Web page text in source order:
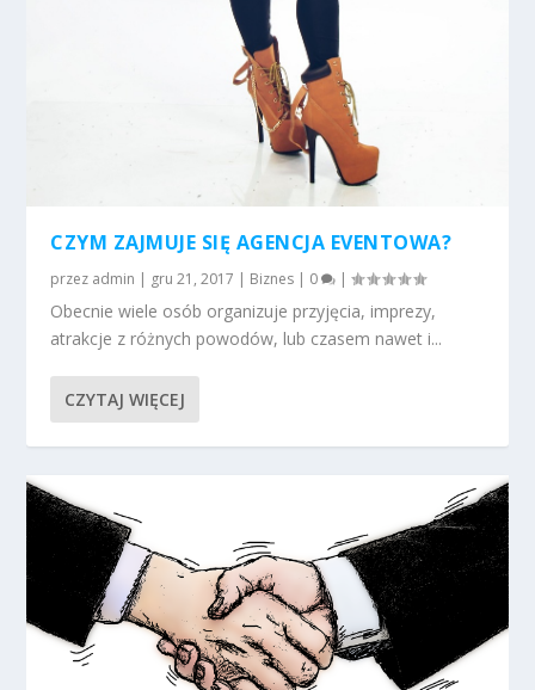
CZYM ZAJMUJE SIĘ AGENCJA EVENTOWA?
przez admin | gru 21, 2017 | Biznes | 0 |
Obecnie wiele osób organizuje przyjęcia, imprezy,
atrakcje z różnych powodów, lub czasem nawet i...
CZYTAJ WIĘCEJ